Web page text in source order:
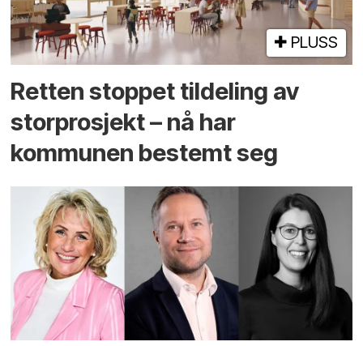
PLUSS
Retten stoppet tildeling av
storprosjekt – nå har
kommunen bestemt seg